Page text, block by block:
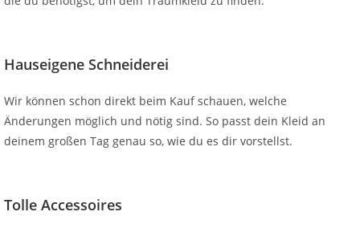
Hauseigene Schneiderei
Wir können schon direkt beim Kauf schauen, welche
Änderungen möglich und nötig sind. So passt dein Kleid an
deinem großen Tag genau so, wie du es dir vorstellst.
Tolle Accessoires